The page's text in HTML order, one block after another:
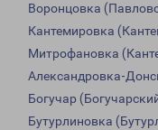
Воронцовка
Кантемировка
Митрофановка
Александровка-
Богучар
Бутурлиновка